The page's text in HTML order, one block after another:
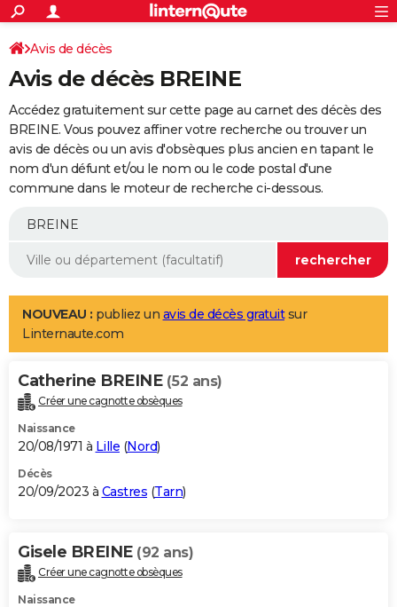
ACTUALITÉS
Politique
Société
Faits Divers
Education
Monde
Villes
+
SPORT
Coupe du monde 2026
Football
Tennis
Cyclisme
Rugby
Forum
Programme TV
TNT
Streaming
Cinéma
Sorties cinéma
Musique
+
FINANCE
Retraite
Epargne
Immobilier
Risques naturels par ville
Banque
Assurance
AUTO
Essais
Réserver un essai
Citadines
Berlines
SUV
Forum auto
+
Mobiles
Meilleur smartphone
Internet
Ordinateurs
Jeux vidéo
Guide high-tech
Aménagement intérieur
LIFESTYLE
Art de vivre
Bien-être
Loisirs
Mode
Modes de vie
Alimentation
Guide de la santé
Maladies
Médicaments
Sommeil
VOYAGE
Destinations
City break
Voyage nature
Voyage de noces
Forum
Climat
+PHOTO
GUIDES D'ACHAT
BONS PLANS
Carte de Noël
Carte Bonne année
Carte Saint-Valentin
Carte Pâques
Carte d'anniversaire
DICTIONNAIRE
Dictionnaire
Biographies
Citations
Expressions
Proverbes
PROGRAMME TV
Avis de décès
Avis de décès BREINE
Accédez gratuitement sur cette page au carnet des décès des
BREINE. Vous pouvez affiner votre recherche ou trouver un
avis de décès ou un avis d'obsèques plus ancien en tapant le
nom d'un défunt et/ou le nom ou le code postal d'une
commune dans le moteur de recherche ci-dessous.
NOUVEAU : publiez un avis de décès gratuitsur
Linternaute.com
Catherine BREINE (52 ans)
Créer une cagnotte obsèques
Naissance
20/08/1971 à Lille (Nord)
Décès
20/09/2023 à Castres (Tarn)
Gisele BREINE (92 ans)
Créer une cagnotte obsèques
Naissance